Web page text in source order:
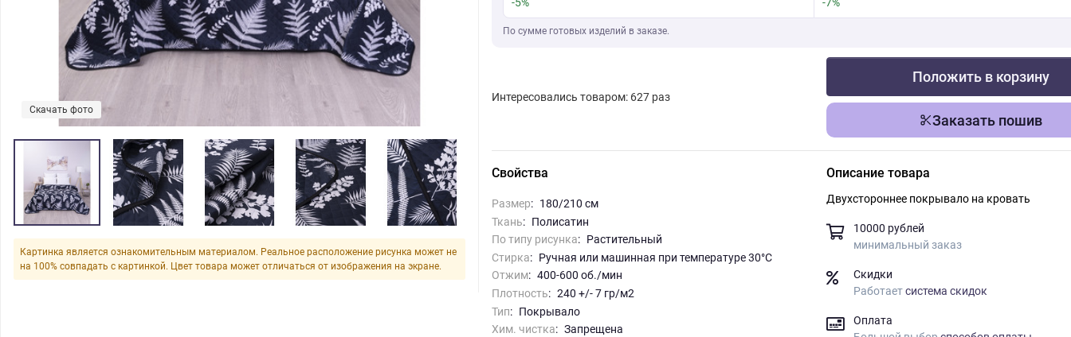
Скачать фото
Картинка является ознакомительным материалом. Реальное расположение рисунка может не
на 100% совпадать с картинкой. Цвет товара может отличаться от изображения на экране.
По сумме готовых изделий в заказе.
Интересовались товаром: 627 раз
Положить в корзину
Заказать пошив
Свойства
Размер:
180/210 см
Ткань:
Полисатин
По типу рисунка:
Растительный
Стирка:
ручная или машинная при температуре 30°C
Отжим:
400-600 об./мин
Плотность:
240 +/- 7 гр/м2
Тип:
Покрывало
Хим. чистка:
запрещена
Описание товара
Двухстороннее покрывало на кровать
10000 рублей
минимальный заказ
Скидки
Работаетсистема скидок
Оплата